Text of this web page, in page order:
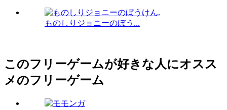
ものしりジョニーのぼう...
このフリーゲームが好きな人にオスス
メのフリーゲーム